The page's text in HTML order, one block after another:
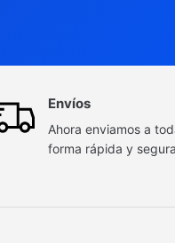
Envíos
Ahora enviamos a
forma rápida y